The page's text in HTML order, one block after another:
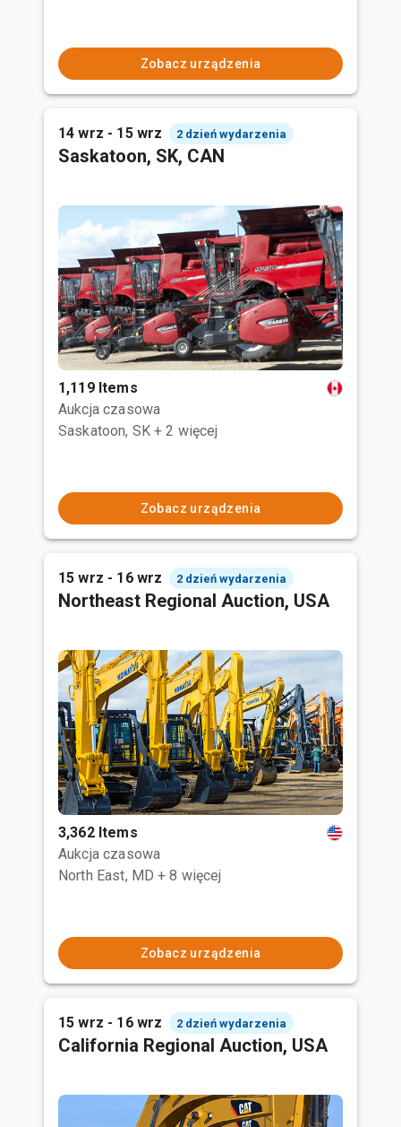
Zobacz urządzenia
14 wrz - 15 wrz 2 dzień wydarzenia
Saskatoon, SK, CAN
1,119 Items
Aukcja czasowa
Saskatoon, SK + 2 więcej
Zobacz urządzenia
15 wrz - 16 wrz 2 dzień wydarzenia
Northeast Regional Auction, USA
3,362 Items
Aukcja czasowa
North East, MD + 8 więcej
Zobacz urządzenia
15 wrz - 16 wrz 2 dzień wydarzenia
California Regional Auction, USA